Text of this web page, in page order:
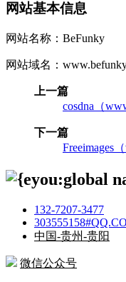
网站基本信息
网站名称：BeFunky
网站域名：
上一篇
cosdna（
下一篇
Freeimages
132-7207-3477
中国-贵州-贵阳
微信公众号